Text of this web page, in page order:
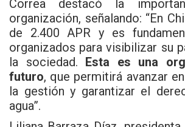
Correa destacó la
organización, señalando: “En
de 2.400 APR y es
organizados para visibilizar su
la sociedad. Esta es una
futuro, que permitirá avanzar
la gestión y garantizar el
agua”.